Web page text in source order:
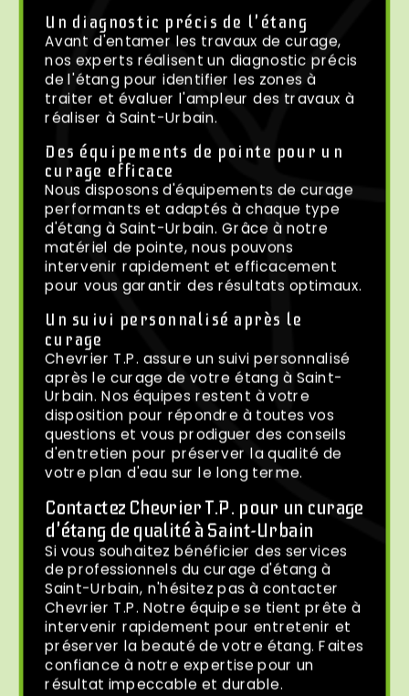
Un diagnostic précis de l'étang
Avant d'entamer les travaux de curage,
nos experts réalisent un diagnostic précis
de l'étang pour identifier les zones à
traiter et évaluer l'ampleur des travaux à
réaliser à Saint-Urbain.
Des équipements de pointe pour un
curage efficace
Nous disposons d'équipements de curage
performants et adaptés à chaque type
d'étang à Saint-Urbain. Grâce à notre
matériel de pointe, nous pouvons
intervenir rapidement et efficacement
pour vous garantir des résultats optimaux.
Un suivi personnalisé après le
curage
Chevrier T.P. assure un suivi personnalisé
après le curage de votre étang à Saint-
Urbain. Nos équipes restent à votre
disposition pour répondre à toutes vos
questions et vous prodiguer des conseils
d'entretien pour préserver la qualité de
votre plan d'eau sur le long terme.
Contactez Chevrier T.P. pour un curage
d'étang de qualité à Saint-Urbain
Si vous souhaitez bénéficier des services
de professionnels du curage d'étang à
Saint-Urbain, n'hésitez pas à contacter
Chevrier T.P. Notre équipe se tient prête à
intervenir rapidement pour entretenir et
préserver la beauté de votre étang. Faites
confiance à notre expertise pour un
résultat impeccable et durable.